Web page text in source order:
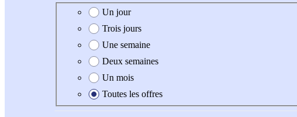
Date de création de l'offre
Un jour
Trois jours
Une semaine
Deux semaines
Un mois
Toutes les offres